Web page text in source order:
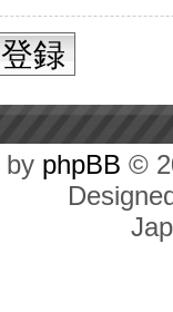
録
by phpBB ©